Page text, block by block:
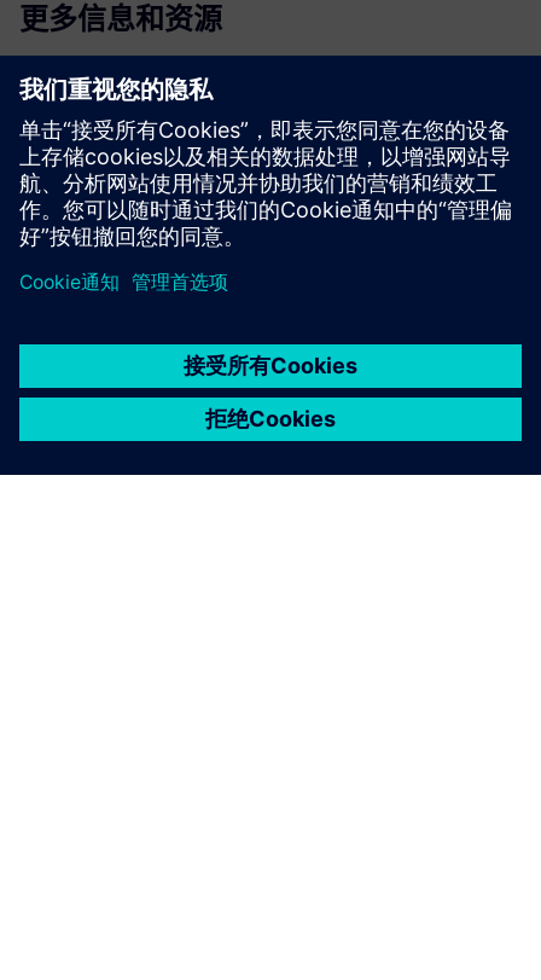
更多信息和资源
来自真实公司的工业用例
NEO Europe 网页
NEO 成功案例
Opcenter APS：高级计划和日程安排